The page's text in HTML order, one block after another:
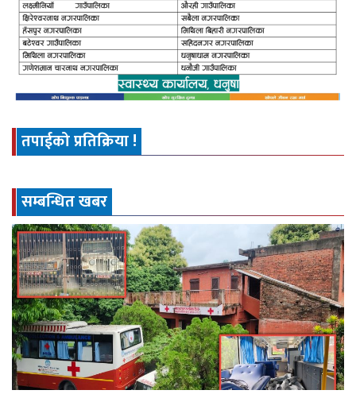
तपाईको प्रतिक्रिया !
सम्बन्धित खबर